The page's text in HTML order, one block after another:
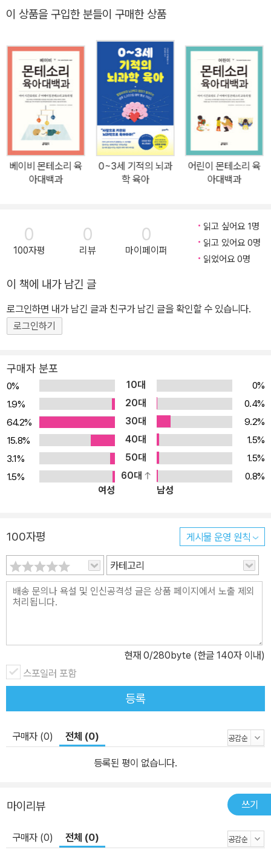
국면과 관련해 여러 가지 실제적인 아이디어를 제시하고 어떻게 활용
최고경영자 제프 베조스가 있게 한 배경에 몬테소리 교육이 있었다.”
몬테소리 박사는 수년간 어린 아이들을 관찰해 얻은 영감을 바탕으로
전체론적 교육 방법을 개발했다. 전통적인 방식으로 가르치는 교사
또는 육아에 지친 부모의 훈육 방식이 아닌, 자연의 순리대로 아이가
배우도록 돕는 교수법이다. 숙련된 몬테소리 교사인 저자는 몬테소리
박사의 교육 방법론을 이해하기 쉬운 육아 프로그램으로 재해석했다.
“제가 스스로 할 수 있게 해 주세요.” 몬테소리 교육에서는 아이가 독
립심을 기르는 방법을 가르친다. 이 책에서는 아이 눈높이에 맞는 가
는 방법을 소개한다. 아이의 협력을 이끌어내고 제한을 두는 방법을
언급한 부분도 있다. 먹기, 잠자기, 양치질하기, 변기 사용 훈련, 형제
자매와의 관계, 고무젖꼭지 떼기 등 몬테소리 방식을 차근차근 단계
방법 같은 재미있는 몬테소리 기술도 살펴볼 수 있다. “몬테소리가 삶
의 방식이 될 수 있다고 생각해요. 그게 멋진 거죠.” 호기심 많고 책임
감 있는 아이로 키우는 방법을 다룬 육아 가이드! 아이가 떼를 쓰고 말
한 제한을 둘 줄 알며, 가이드가 되어 아이가 밟는 모든 단계를 기뻐하
고 축하하는 부모가 되는 방법을 이야기한다. 이 책은 밝고 단정한 디
자인, 다채로운 삽화와 사진으로 채워졌다. 감정을 움직이는 진정한
몬테소리 교실의 가치를 당신에게 선사할 것이다.
이 상품을 구입한 분들이 구매한 상품
베이비 몬테소리 육
아대백과
0~3세 기적의 뇌과
학 육아
어린이 몬테소리 육
아대백과
0
100자평
0
리뷰
0
마이페이퍼
읽고 싶어요 1명
읽고 있어요 0명
읽었어요 0명
이 책에 내가 남긴 글
로그인하면 내가 남긴 글과 친구가 남긴 글을 확인할 수 있습니다.
로그인하기
구매자 분포
0% 10대
0%
1.9%
20대
0.4%
64.2%
30대
9.2%
15.8%
40대
1.5%
3.1%
50대
1.5%
1.5%
60대
0.8%
여성
남성
100자평 게시물 운영 원칙
카테고리
현재 0/280byte (한글 140자 이내)
스포일러 포함
등록
구매자 (0) 전체 (0)
등록된 평이 없습니다.
마이리뷰 쓰기
구매자 (0) 전체 (0)